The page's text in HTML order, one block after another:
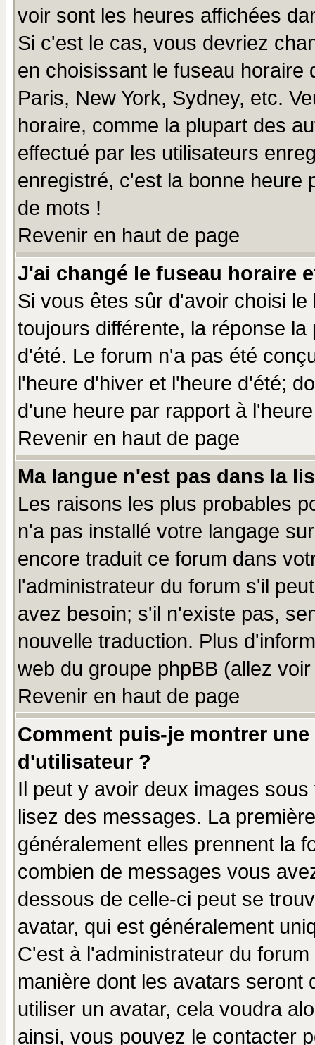
voir sont les heures affichées
Si c'est le cas, vous devriez
en choisissant le fuseau
Paris, New York, Sydney, etc.
horaire, comme la plupart des
effectué par les utilisateurs
enregistré, c'est la bonne heure
de mots !
Revenir en haut de page
J'ai changé le fuseau horaire
Si vous êtes sûr d'avoir choisi
toujours différente, la réponse
d'été. Le forum n'a pas été
l'heure d'hiver et l'heure d'été;
d'une heure par rapport à
Revenir en haut de page
Ma langue n'est pas dans la
Les raisons les plus probables
n'a pas installé votre langage
encore traduit ce forum dans
l'administrateur du forum s'il
avez besoin; s'il n'existe pas,
nouvelle traduction. Plus
web du groupe phpBB (allez
Revenir en haut de page
Comment puis-je montrer
d'utilisateur ?
Il peut y avoir deux images
lisez des messages. La
généralement elles prennent la
combien de messages vous
dessous de celle-ci peut se
avatar, qui est généralement
C'est à l'administrateur du
manière dont les avatars seront
utiliser un avatar, cela voudra
ainsi, vous pouvez le contacter